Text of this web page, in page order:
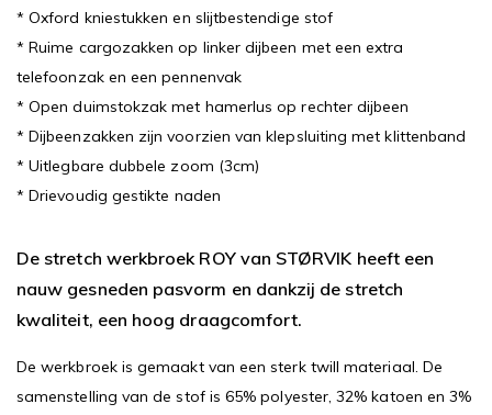
* Oxford kniestukken en slijtbestendige stof
* Ruime cargozakken op linker dijbeen met een extra
telefoonzak en een pennenvak
* Open duimstokzak met hamerlus op rechter dijbeen
* Dijbeenzakken zijn voorzien van klepsluiting met klittenband
* Uitlegbare dubbele zoom (3cm)
* Drievoudig gestikte naden
De stretch werkbroek ROY van STØRVIK heeft een
nauw gesneden pasvorm en dankzij de stretch
kwaliteit, een hoog draagcomfort.
De werkbroek is gemaakt van een sterk twill materiaal. De
samenstelling van de stof is 65% polyester, 32% katoen en 3%